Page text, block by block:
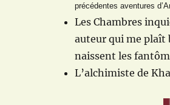
précédentes aventures
Les Chambres
auteur qui me plaît
naissent les
L’alchimiste de